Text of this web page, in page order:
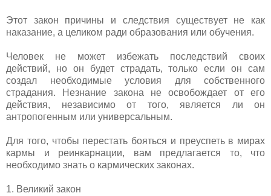
Этот закон причины и следствия существует не как
наказание, а целиком ради образования или обучения.
Человек не может избежать последствий своих
действий, но он будет страдать, только если он сам
создал необходимые условия для собственного
страдания. Незнание закона не освобождает от его
действия, независимо от того, является ли он
антропогенным или универсальным.
Для того, чтобы перестать бояться и преуспеть в мирах
кармы и реинкарнации, вам предлагается то, что
необходимо знать о кармических законах.
1. Великий закон